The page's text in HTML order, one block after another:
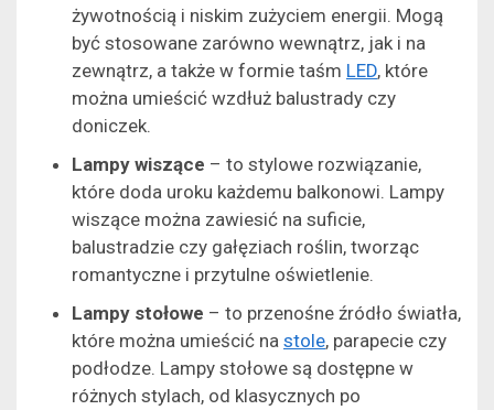
żywotnością i niskim zużyciem energii. Mogą
być stosowane zarówno wewnątrz, jak i na
zewnątrz, a także w formie taśm LED, które
można umieścić wzdłuż balustrady czy
doniczek.
Lampy wiszące – to stylowe rozwiązanie,
które doda uroku każdemu balkonowi. Lampy
wiszące można zawiesić na suficie,
balustradzie czy gałęziach roślin, tworząc
romantyczne i przytulne oświetlenie.
Lampy stołowe – to przenośne źródło światła,
które można umieścić na stole, parapecie czy
podłodze. Lampy stołowe są dostępne w
różnych stylach, od klasycznych po